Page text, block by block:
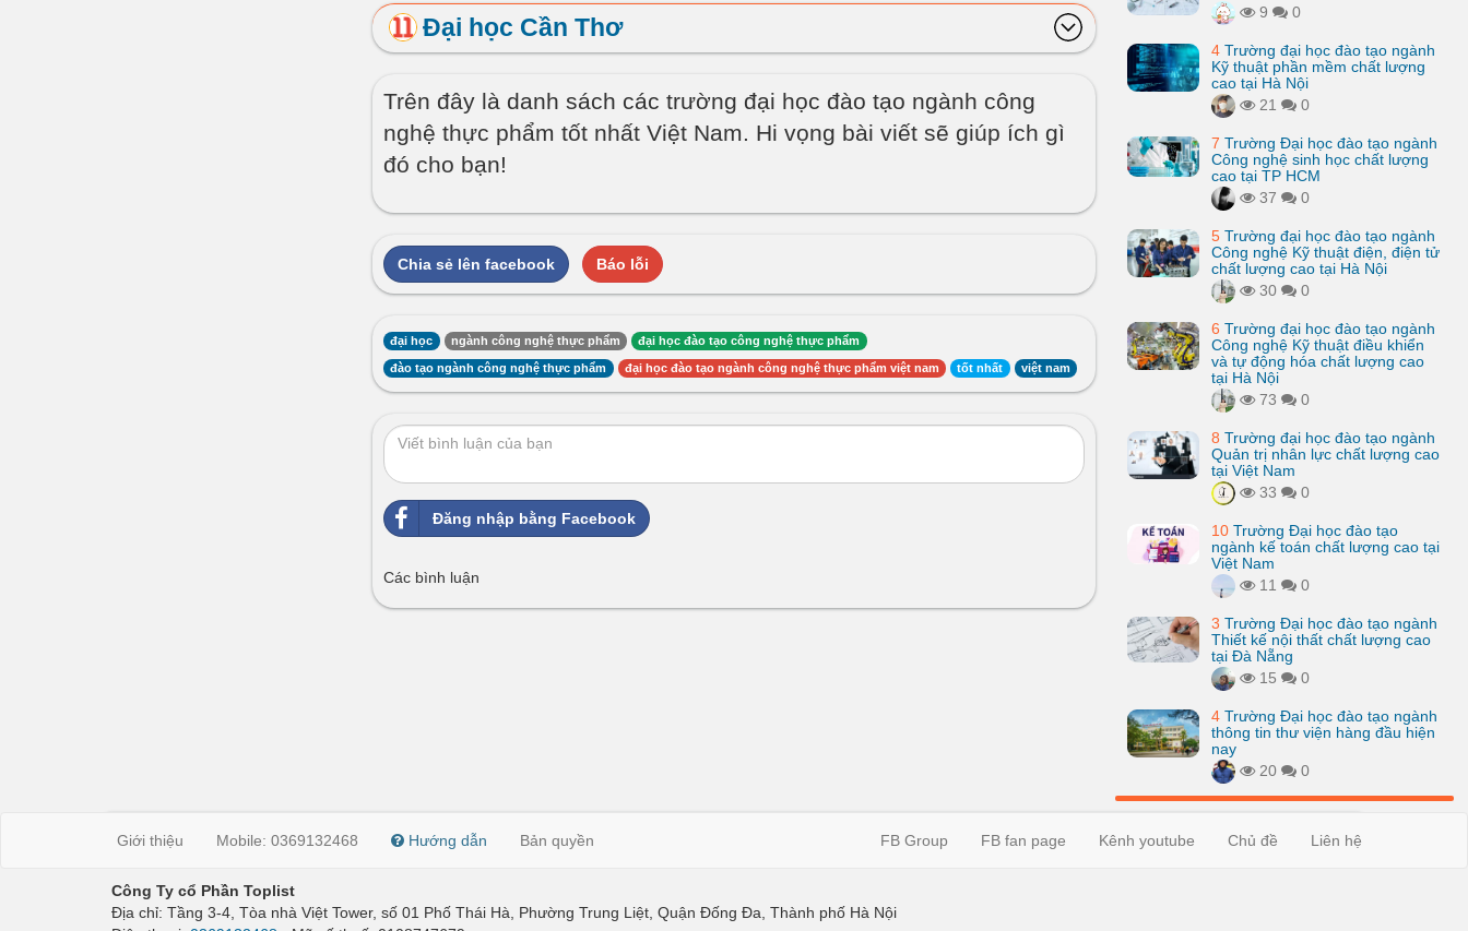
Đại học Cần Thơ
Trên đây là danh sách các trường đại học đào tạo ngành công
nghệ thực phẩm tốt nhất Việt Nam. Hi vọng bài viết sẽ giúp ích gì
đó cho bạn!
Chia sẻ lên facebook Báo lỗi
đại học ngành công nghệ thực phẩm đại học đào tạo công nghệ thực phẩm
đào tạo ngành công nghệ thực phẩm đại học đào tạo ngành công nghệ thực phẩm việt nam tốt nhất việt nam
Đăng nhập bằng Facebook
Các bình luận
9
0
4 Trường đại học đào tạo ngành
Kỹ thuật phần mềm chất lượng
cao tại Hà Nội
21
0
7 Trường Đại học đào tạo ngành
Công nghệ sinh học chất lượng
cao tại TP HCM
37
0
5 Trường đại học đào tạo ngành
Công nghệ Kỹ thuật điện, điện tử
chất lượng cao tại Hà Nội
30
0
6 Trường đại học đào tạo ngành
Công nghệ Kỹ thuật điều khiển
và tự động hóa chất lượng cao
tại Hà Nội
73
0
8 Trường đại học đào tạo ngành
Quản trị nhân lực chất lượng cao
tại Việt Nam
33
0
10 Trường Đại học đào tạo
ngành kế toán chất lượng cao tại
Việt Nam
11
0
3 Trường Đại học đào tạo ngành
Thiết kế nội thất chất lượng cao
tại Đà Nẵng
15
0
4 Trường Đại học đào tạo ngành
thông tin thư viện hàng đầu hiện
nay
20
0
Giới thiệu Mobile: 0369132468 Hướng dẫn Bản quyền FB Group FB fan page Kênh youtube Chủ đề Liên hệ
Công Ty cổ Phần Toplist
Địa chỉ: Tầng 3-4, Tòa nhà Việt Tower, số 01 Phố Thái Hà, Phường Trung Liệt, Quận Đống Đa, Thành phố Hà Nội